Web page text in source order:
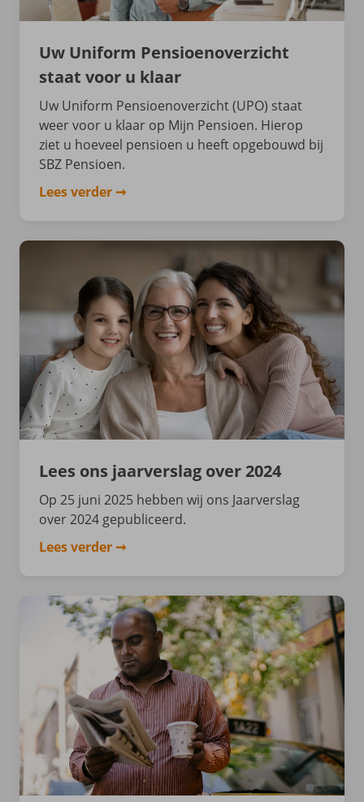
Uw Uniform Pensioenoverzicht
staat voor u klaar
Uw Uniform Pensioenoverzicht (UPO) staat
weer voor u klaar op Mijn Pensioen. Hierop
ziet u hoeveel pensioen u heeft opgebouwd bij
SBZ Pensioen.
Lees verder
Lees ons jaarverslag over 2024
Op 25 juni 2025 hebben wij ons Jaarverslag
over 2024 gepubliceerd.
Lees verder